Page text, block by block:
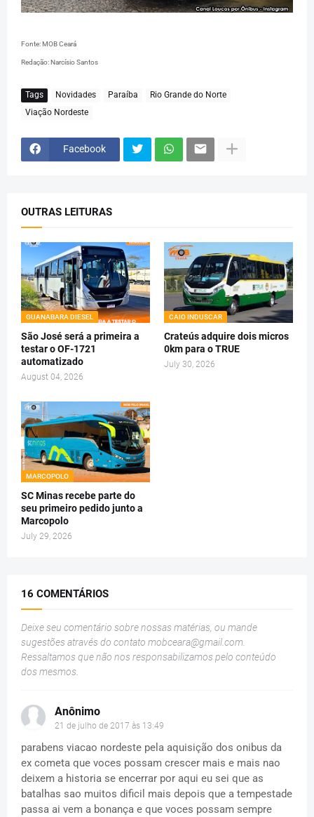
Fonte: MOB Ceará
Redação: Narcísio Santos
Tags Novidades Paraíba
Rio Grande do Norte
Viação Nordeste
Facebook
OUTRAS LEITURAS
GUANABARA DIESEL
São José será a primeira a
testar o OF-1721
automatizado
August 04, 2026
CAIO INDUSCAR
Crateús adquire dois micros
0km para o TRUE
July 30, 2026
MARCOPOLO
SC Minas recebe parte do
seu primeiro pedido junto a
Marcopolo
July 29, 2026
16 COMENTÁRIOS
Deixe seu comentário sobre nossas matérias, ou mande
sugestões através do contato mobceara@gmail.com
Ressaltamos que não nos responsabilizamos pelo conteúdo
dos mesmos.
Anônimo
21 de julho de 2017 às 13:49
parabens viacao nordeste pela aquisição dos onibus da
ex cometa que voces possam crescer mais e mais nao
deixem a historia se encerrar por aqui eu sei que as
batalhas sao muitos dificil mais depois que a tempestade
passa ai vem a bonança e que voces possam sempre